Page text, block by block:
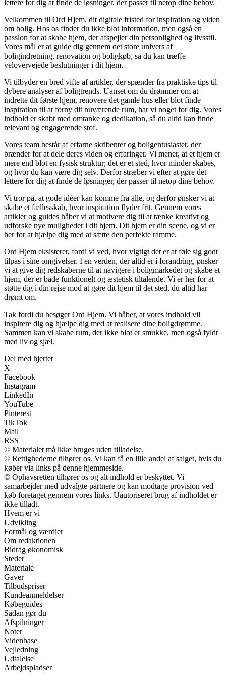
lettere for dig at finde de løsninger, der passer til netop dine behov.
Velkommen til Ord Hjem, dit digitale fristed for inspiration og viden
om bolig. Hos os finder du ikke blot information, men også en
passion for at skabe hjem, der afspejler din personlighed og livsstil.
Vores mål er at guide dig gennem det store univers af
boligindretning, renovation og boligkøb, så du kan træffe
velovervejede beslutninger i dit hjem.
Vi tilbyder en bred vifte af artikler, der spænder fra praktiske tips til
dybere analyser af boligtrends. Uanset om du drømmer om at
indrette dit første hjem, renovere det gamle hus eller blot finde
inspiration til at forny dit nuværende rum, har vi noget for dig. Vores
indhold er skabt med omtanke og dedikation, så du altid kan finde
relevant og engagerende stof.
Vores team består af erfarne skribenter og boligentusiaster, der
brænder for at dele deres viden og erfaringer. Vi mener, at et hjem er
mere end blot en fysisk struktur; det er et sted, hvor minder skabes,
og hvor du kan være dig selv. Derfor stræber vi efter at gøre det
lettere for dig at finde de løsninger, der passer til netop dine behov.
Vi tror på, at gode idéer kan komme fra alle, og derfor ønsker vi at
skabe et fællesskab, hvor inspiration flyder frit. Gennem vores
artikler og guides håber vi at motivere dig til at tænke kreativt og
udforske nye muligheder i dit hjem. Dit hjem er din scene, og vi er
her for at hjælpe dig med at sætte den perfekte ramme.
Ord Hjem eksisterer, fordi vi ved, hvor vigtigt det er at føle sig godt
tilpas i sine omgivelser. I en verden, der altid er i forandring, ønsker
vi at give dig redskaberne til at navigere i boligmarkedet og skabe et
hjem, der er både funktionelt og æstetisk tiltalende. Vi er her for at
støtte dig i din rejse mod at gøre dit hjem til det sted, du altid har
drømt om.
Tak fordi du besøger Ord Hjem. Vi håber, at vores indhold vil
inspirere dig og hjælpe dig med at realisere dine boligdrømme.
Sammen kan vi skabe rum, der ikke blot er smukke, men også fyldt
med liv og sjæl.
Del med hjertet
X
Facebook
Instagram
LinkedIn
YouTube
Pinterest
TikTok
Mail
RSS
© Materialet må ikke bruges uden tilladelse.
© Rettighederne tilhører os. Vi kan få en lille andel af salget, hvis du
køber via links på denne hjemmeside.
© Ophavsretten tilhører os og alt indhold er beskyttet. Vi
samarbejder med udvalgte partnere og kan modtage provision ved
køb foretaget gennem vores links. Uautoriseret brug af indholdet er
ikke tilladt.
Hvem er vi
Udvikling
Formål og værdier
Om redaktionen
Bidrag økonomisk
Steder
Materiale
Gaver
Tilbudspriser
Kundeanmeldelser
Købeguides
Sådan gør du
Afspilninger
Noter
Videnbase
Vejledning
Udtalelse
Arbejdspladser